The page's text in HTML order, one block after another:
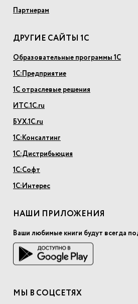
Партнерам
ДРУГИЕ САЙТЫ 1С
Образовательные программы 1С
1С:Предприятие
1С отраслевые решения
ИТС.1С.ru
БУХ.1С.ru
1С:Консалтинг
1С:Дистрибьюция
1С:Софт
1С:Интерес
НАШИ ПРИЛОЖЕНИЯ
Ваши любимые книги будут всегда
МЫ В СОЦСЕТЯХ